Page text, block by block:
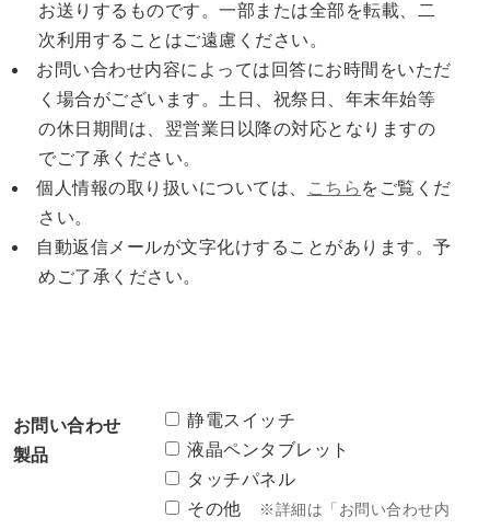
お送りするものです。一部または全部を転載、二
次利用することはご遠慮ください。
お問い合わせ内容によっては回答にお時間をいただ
く場合がございます。土日、祝祭日、年末年始等
の休日期間は、翌営業日以降の対応となりますの
でご了承ください。
個人情報の取り扱いについては、
こちら をご覧くだ
さい。
自動返信メールが文字化けすることがあります。予
めご了承ください。
お問い合わせ
製品
静電スイッチ
液晶ペンタブレット
タッチパネル
その他
※詳細は「お問い合わせ内